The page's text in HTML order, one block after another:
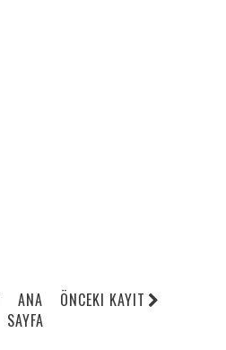
ÖNCEKI KAYIT
ANA
SAYFA